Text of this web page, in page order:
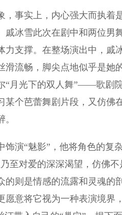
事实上，内心强大而执着
戚冰雪此次在剧中和两位男
力支撑。在整场演出中，戚
滑流畅，脚尖点地似乎是她
“月光下的双人舞”——歌剧
某个芭蕾舞剧片段，又仿佛
“魅影”，他将角色的复
至对爱的深深渴望，仿佛
则是情感的流露和灵魂的
愿意将它视为一种表演境界